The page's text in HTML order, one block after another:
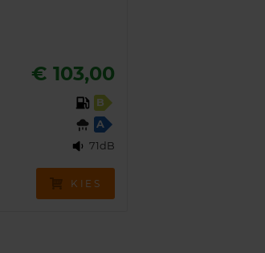
€ 103,00
B
A
71dB
KIES